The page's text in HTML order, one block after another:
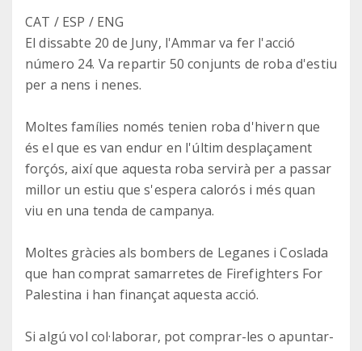
CAT / ESP / ENG
El dissabte 20 de Juny, l'Ammar va fer l'acció
número 24. Va repartir 50 conjunts de roba d'estiu
per a nens i nenes.
Moltes famílies només tenien roba d'hivern que
és el que es van endur en l'últim desplaçament
forçós, així que aquesta roba servirà per a passar
millor un estiu que s'espera calorós i més quan
viu en una tenda de campanya.
Moltes gràcies als bombers de Leganes i Coslada
que han comprat samarretes de Firefighters For
Palestina i han finançat aquesta acció.
Si algú vol col·laborar, pot comprar-les o apuntar-